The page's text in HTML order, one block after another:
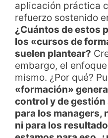
aplicación práctica
refuerzo sostenido
¿Cuántos de estos
los «cursos de
suelen plantear?
embargo, el
mismo. ¿Por qué?
«formación»
control y de gestión
para los managers,
ni para los